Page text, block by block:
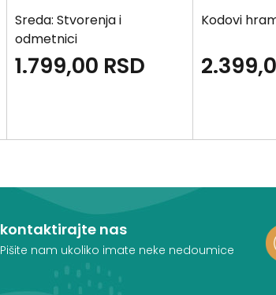
Sreda: Stvorenja i
odmetnici
1.799,00 RSD
Kodovi
kontaktirajte nas
Pišite nam ukoliko imate neke nedoumice